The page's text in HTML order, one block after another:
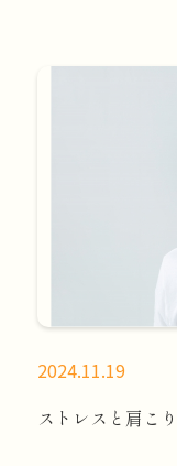
2024.11.19
ストレスと肩こ